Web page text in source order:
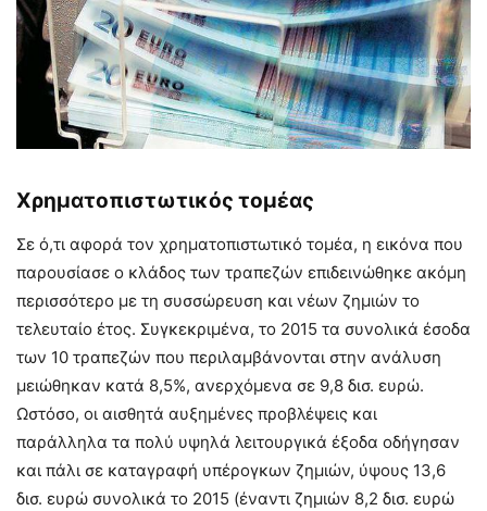
Χρηματοπιστωτικός τομέας
Σε ό,τι αφορά τον χρηματοπιστωτικό τομέα, η εικόνα που
παρουσίασε ο κλάδος των τραπεζών επιδεινώθηκε ακόμη
περισσότερο με τη συσσώρευση και νέων ζημιών το
τελευταίο έτος. Συγκεκριμένα, το 2015 τα συνολικά έσοδα
των 10 τραπεζών που περιλαμβάνονται στην ανάλυση
μειώθηκαν κατά 8,5%, ανερχόμενα σε 9,8 δισ. ευρώ.
Ωστόσο, οι αισθητά αυξημένες προβλέψεις και
παράλληλα τα πολύ υψηλά λειτουργικά έξοδα οδήγησαν
και πάλι σε καταγραφή υπέρογκων ζημιών, ύψους 13,6
δισ. ευρώ συνολικά το 2015 (έναντι ζημιών 8,2 δισ. ευρώ